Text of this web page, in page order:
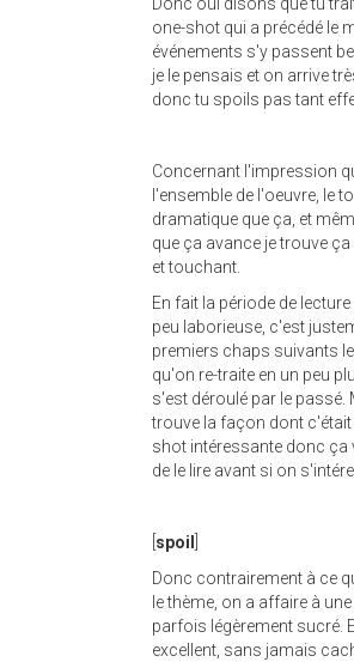
one-shot qui a précédé le
événements s'y passent
je le pensais et on arrive
donc tu spoils pas tant
Concernant l'impression
l'ensemble de l'oeuvre, le
dramatique que ça, et
que ça avance je trouve
et touchant.
En fait la période de
peu laborieuse, c'est
premiers chaps suivants
qu'on re-traite en un peu
s'est déroulé par le passé.
trouve la façon dont
shot intéressante donc ça
de le lire avant si on
spoil
Donc contrairement à ce
le thème, on a affaire à
parfois légèrement sucré.
excellent, sans jamais